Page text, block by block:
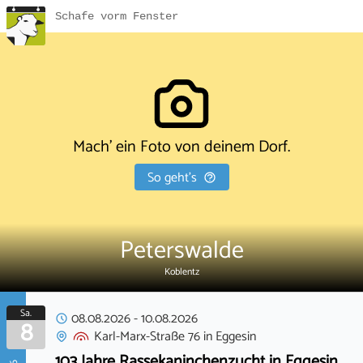
Schafe vorm Fenster
Mach' ein Foto von deinem Dorf.
So geht's
Peterswalde
Koblentz
Sa.
8 08.08.2026-10.08.2026
Karl-Marx-Straße 76inEggesin